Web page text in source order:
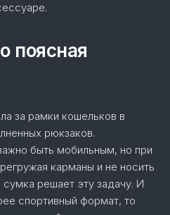
поясная
за рамки кошельков в
рюкзаков.
быть мобильным, но при
карманы и не носить
решает эту задачу. И
спортивный формат, то